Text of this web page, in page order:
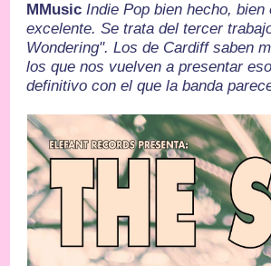
MMusic Indie Pop bien hecho,
excelente. Se trata del tercer
Wondering". Los de Cardiff saben
los que nos vuelven a presentar
definitivo con el que la banda